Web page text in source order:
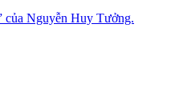
của Nguyễn Huy Tưởng.